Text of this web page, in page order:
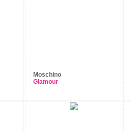
Moschino
Glamour